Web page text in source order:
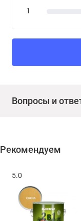
1
Вопросы и
Рекомендуем
5.0